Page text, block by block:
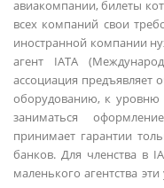
авиакомпании, билеты
всех компаний свои
иностранной компании
агент IATA
ассоциация предъявляет
оборудованию, к уровню
заниматься
принимает гарантии
банков. Для членства в
маленького агентства